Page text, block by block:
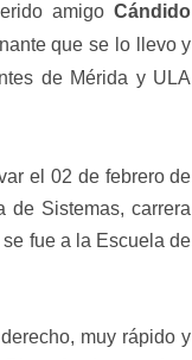
amigo Cándido
que se lo llevo y
de Mérida y ULA
el 02 de febrero de
de Sistemas, carrera
fue a la Escuela de
muy rápido y